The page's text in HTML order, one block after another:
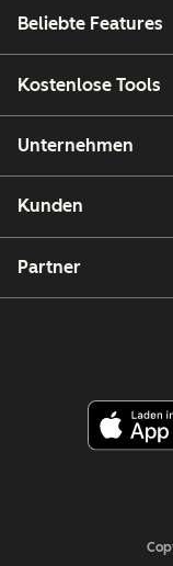
Beliebte Features
Kostenlose Tools
Unternehmen
Kunden
Partner